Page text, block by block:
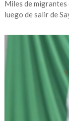
Miles de migrantes
luego de salir de